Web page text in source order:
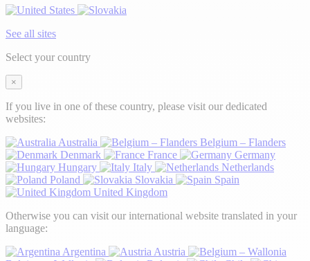
See all sites
Select your country
×
If you live in one of these country, please visit our dedicated
websites:
Australia
Belgium – Flanders
Denmark
France
Germany
Hungary
Italy
Netherlands
Poland
Slovakia
Spain
United Kingdom
Otherwise you can visit our international website translated in your
language:
Argentina
Austria